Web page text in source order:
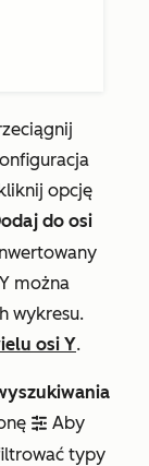
opcję
do osi
można
wykresu.
osi Y.
filter Aby
typy